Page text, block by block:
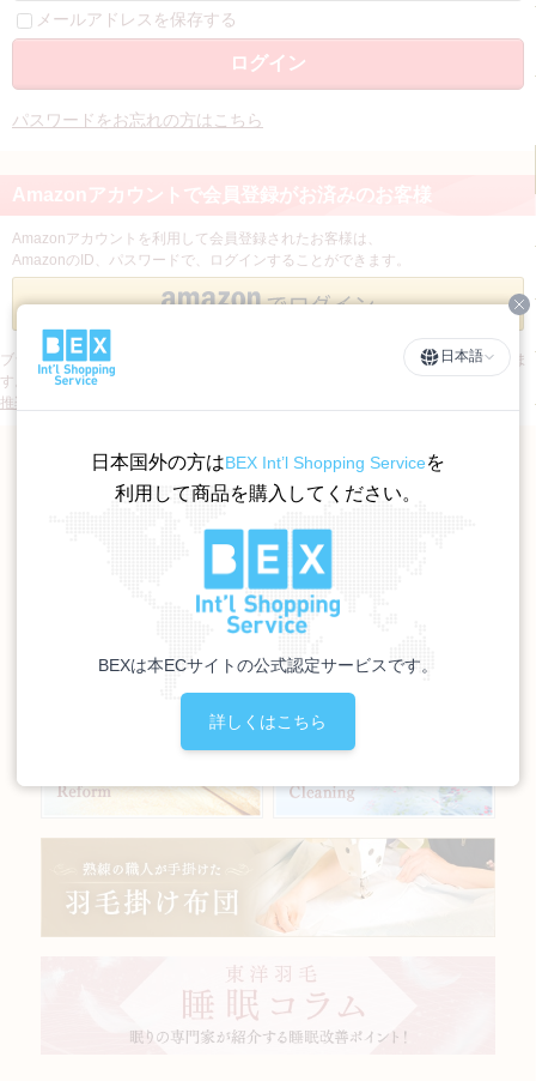
メールアドレスを保存する
パスワードをお忘れの方はこちら
Amazonアカウントで会員登録がお済みのお客様
Amazonアカウントを利用して会員登録されたお客様は、
AmazonのID、パスワードで、ログインすることができます。
ブラウザによっては、Amazon Payのページが正常に表示されない場合がございま
す。
推奨ブラウザはこちら
日本語
日本国外の方はBEX Int’l Shopping Serviceを
利用して商品を購入してください。
BEXは本ECサイトの公式認定サービスです。
詳しくはこちら